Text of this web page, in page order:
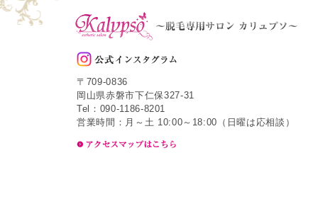
〒709-0836
岡山県赤磐市下仁保327-31
Tel：090-1186-8201
営業時間：月～土 10:00～18:00（日曜は応相談）